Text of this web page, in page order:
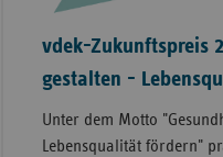
vdek-Zukunftspreis
gestalten -
Unter dem Motto
Lebensqualität fördern"